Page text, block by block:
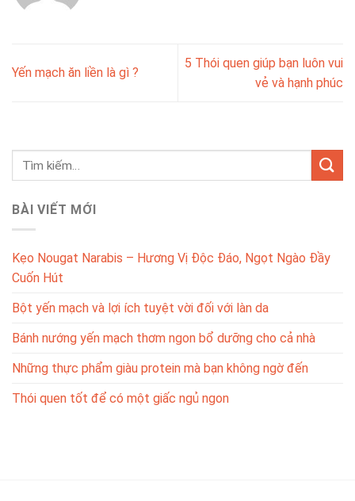
Yến mạch ăn liền là gì ?
5 Thói quen giúp bạn luôn vui
vẻ và hạnh phúc
BÀI VIẾT MỚI
Kẹo Nougat Narabis – Hương Vị Độc Đáo, Ngọt Ngào Đầy
Cuốn Hút
Bột yến mạch và lợi ích tuyệt vời đối với làn da
Bánh nướng yến mạch thơm ngon bổ dưỡng cho cả nhà
Những thực phẩm giàu protein mà bạn không ngờ đến
Thói quen tốt để có một giấc ngủ ngon